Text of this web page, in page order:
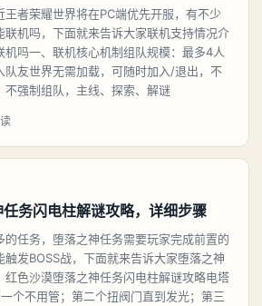
王者荣耀世界将在PC端优先开服，有不少
联机吗，下面就来告诉大家联机支持情况介
机吗一、联机核心机制组队规模：最多4人
队友世界无需加载，可随时加入/退出，不
不强制组队，主线、探索、解谜
务闪电柱解谜攻略，详细步骤
的任务，堕落之神任务需要玩家完成前置的
发BOSS战，下面就来告诉大家堕落之神
红色沙漠堕落之神任务闪电柱解谜攻略电塔
个不用管；第二个扭阀门直到发光；第三